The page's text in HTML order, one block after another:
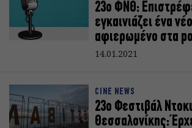
23ο ΦΝΘ:
εγκαινιάζει ένα
αφιερωμένο στα
14.01.2021
CINE NEWS
23ο Φεστιβάλ
Θεσσαλονίκης: